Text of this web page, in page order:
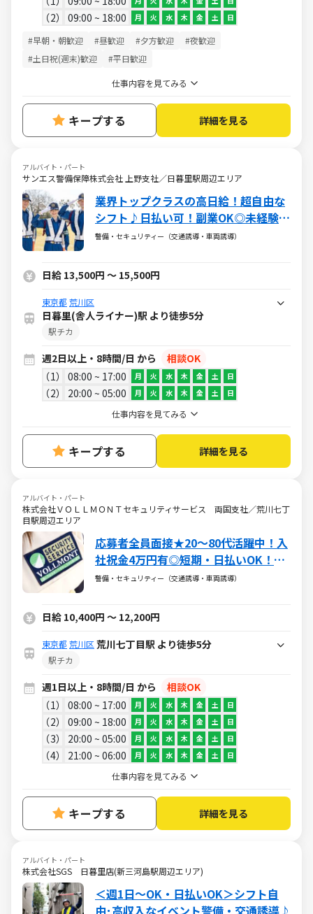
2 09:00 ~ 18:00 月 火 水 木 金 土 日
#早朝・朝歓迎 #昼歓迎 #夕方歓迎
#夜歓迎
#土日祝(週末)歓迎
#平日歓迎
仕事内容を見てみる
キープする 詳細を見る
アルバイト・パート
サンエス警備保障株式会社 上野支社／日暮里駅周辺エリア
業界トップクラスの高日給！超自由な
シフト♪日払い可！副業OK◎未経験大
歓迎
警備・セキュリティー（交通誘導・車両誘導）
日給 13,500円 ～ 15,500円
東京都 荒川区
日暮里(舎人ライナー)駅 より徒歩5分
駅チカ
週2日以上・8時間/日 から
相談OK
1
08:00 ~ 17:00 月 火 水 木 金 土 日
2 20:00 ~ 05:00 月 火 水 木 金 土 日
仕事内容を見てみる
キープする 詳細を見る
アルバイト・パート
株式会社ＶＯＬＬＭＯＮＴセキュリティサービス 両国支社／荒川七丁
目駅周辺エリア
応募者全員面接★20～80代活躍中！入
社祝金4万円有◎短期・日払いOK！副
業可
警備・セキュリティー（交通誘導・車両誘導）
日給 10,400円 ～ 12,200円
東京都 荒川区 荒川七丁目駅 より徒歩5分
駅チカ
週1日以上・8時間/日 から
相談OK
1
08:00 ~ 17:00 月 火 水 木 金 土 日
2 09:00 ~ 18:00 月 火 水 木 金 土 日
3 20:00 ~ 05:00 月 火 水 木 金 土 日
4 21:00 ~ 06:00 月 火 水 木 金 土 日
仕事内容を見てみる
キープする 詳細を見る
アルバイト・パート
株式会社SGS 日暮里店(新三河島駅周辺エリア)
＜週1日～OK・日払いOK＞シフト自
由･高収入なイベント警備・交通誘導♪